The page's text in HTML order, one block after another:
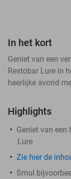
In het kort
Geniet van een
Restobar Lure in
heerlijke avond
Highlights
Geniet van een
Lure
Zie hier de
Smul